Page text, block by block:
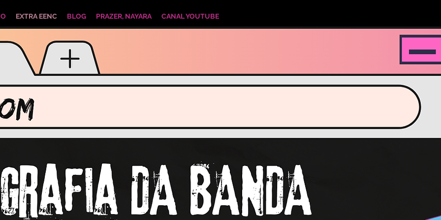
EXTRA EENC BLOG PRAZER, NAYARA CANAL YOUTUBE